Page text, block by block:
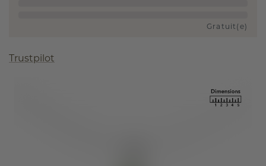
Gratuit(e)
Trustpilot